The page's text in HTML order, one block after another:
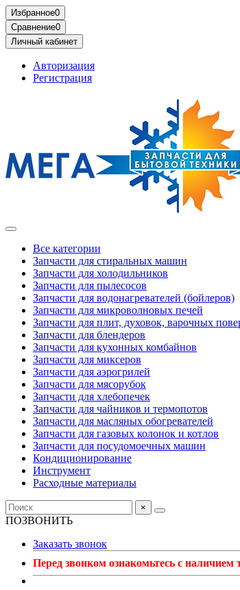
Избранное0
Сравнение0
Личный кабинет
Авторизация
Регистрация
Все категории
Запчасти для стиральных машин
Запчасти для холодильников
Запчасти для пылесосов
Запчасти для водонагревателей (бойлеров)
Запчасти для микроволновых печей
Запчасти для плит, духовок, варочных
Запчасти для блендеров
Запчасти для кухонных комбайнов
Запчасти для миксеров
Запчасти для аэрогрилей
Запчасти для мясорубок
Запчасти для хлебопечек
Запчасти для чайников и термопотов
Запчасти для масляных обогревателей
Запчасти для газовых колонок и котлов
Запчасти для посудомоечных машин
Кондиционирование
Инструмент
Расходные материалы
×
ПОЗВОНИТЬ
Заказать звонок
Перед звонком ознакомьтесь с